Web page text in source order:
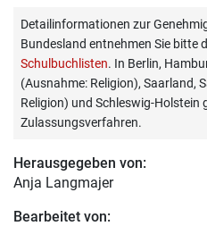
Detailinformationen zur
Bundesland entnehmen Sie bitte
Schulbuchlisten. In Berlin,
(Ausnahme: Religion), Saarland,
Religion) und Schleswig-Holstein
Zulassungsverfahren.
Herausgegeben von:
Anja Langmajer
Bearbeitet von: